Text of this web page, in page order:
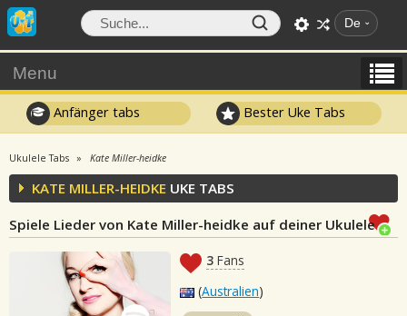
De
Menu
Anfänger tabs Bester Uke Tabs
Ukulele Tabs Kate Miller-heidke
KATE MILLER-HEIDKE UKE TABS
Spiele Lieder von Kate Miller-heidke auf deiner Ukulele
3 Fans
(Australien)